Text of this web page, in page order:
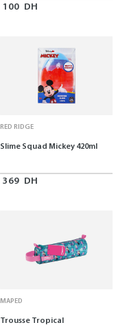
100 DH
RED RIDGE
Slime Squad Mickey 420ml
369 DH
MAPED
Trousse Tropical